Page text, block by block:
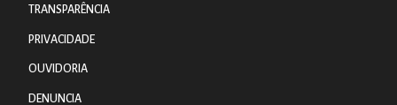
TRANSPARÊNCIA
PRIVACIDADE
OUVIDORIA
DENUNCIA